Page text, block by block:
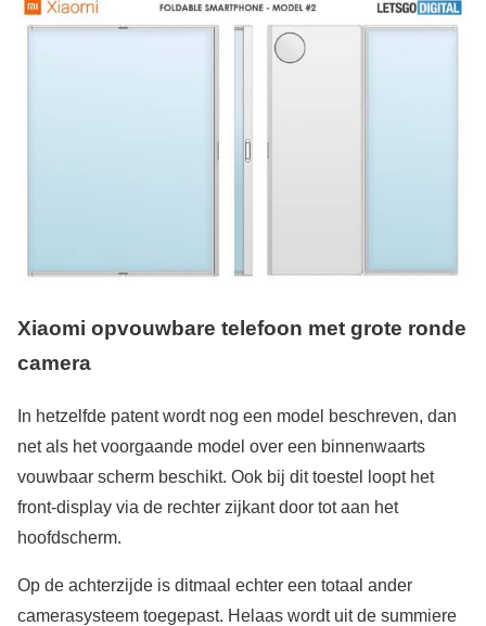
Xiaomi opvouwbare telefoon met grote ronde
camera
In hetzelfde patent wordt nog een model beschreven, dan
net als het voorgaande model over een binnenwaarts
vouwbaar scherm beschikt. Ook bij dit toestel loopt het
front-display via de rechter zijkant door tot aan het
hoofdscherm.
Op de achterzijde is ditmaal echter een totaal ander
camerasysteem toegepast. Helaas wordt uit de summiere